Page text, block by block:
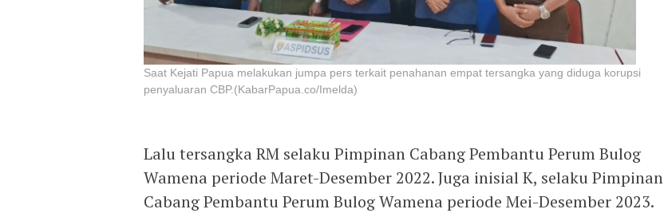
Saat Kejati Papua melakukan jumpa pers terkait penahanan empat tersangka yang diduga korupsi
penyaluaran CBP.(KabarPapua.co/Imelda)
Lalu tersangka RM selaku Pimpinan Cabang Pembantu Perum Bulog
Wamena periode Maret-Desember 2022. Juga inisial K, selaku Pimpinan
Cabang Pembantu Perum Bulog Wamena periode Mei-Desember 2023.